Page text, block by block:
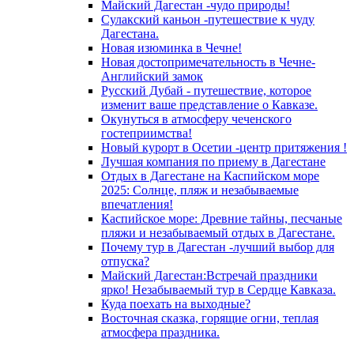
Майский Дагестан -чудо природы!
Сулакский каньон -путешествие к чуду
Дагестана.
Новая изюминка в Чечне!
Новая достопримечательность в Чечне-
Английский замок
Русский Дубай - путешествие, которое
изменит ваше представление о Кавказе.
Окунуться в атмосферу чеченского
гостеприимства!
Новый курорт в Осетии -центр притяжения !
Лучшая компания по приему в Дагестане
Отдых в Дагестане на Каспийском море
2025: Солнце, пляж и незабываемые
впечатления!
Каспийское море: Древние тайны, песчаные
пляжи и незабываемый отдых в Дагестане.
Почему тур в Дагестан -лучший выбор для
отпуска?
Майский Дагестан:Встречай праздники
ярко! Незабываемый тур в Сердце Кавказа.
Куда поехать на выходные?
Восточная сказка, горящие огни, теплая
атмосфера праздника.